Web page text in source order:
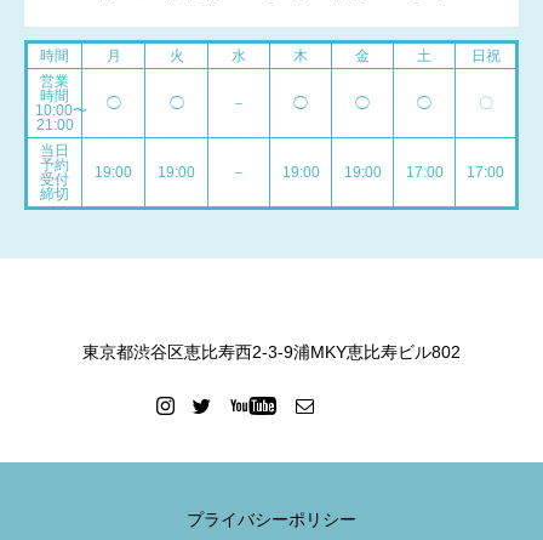
時間 月 火 水 木 金 土
日祝
営業
時間
10:00〜
21:00
◯ ◯ － ◯ ◯ ◯ 〇
当日
予約
受付
締切
19:00 19:00 － 19:00 19:00 17:00 17:00
東京都渋谷区恵比寿西2-3-9浦MKY恵比寿ビル802
プライバシーポリシー